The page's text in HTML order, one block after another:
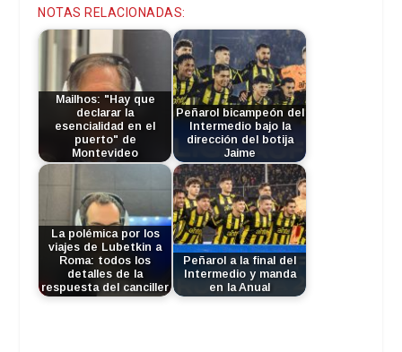
NOTAS RELACIONADAS:
Mailhos: "Hay que
declarar la
esencialidad en el
puerto" de
Montevideo
Peñarol bicampeón del
Intermedio bajo la
dirección del botija
Jaime
La polémica por los
viajes de Lubetkin a
Roma: todos los
detalles de la
respuesta del canciller
Peñarol a la final del
Intermedio y manda
en la Anual